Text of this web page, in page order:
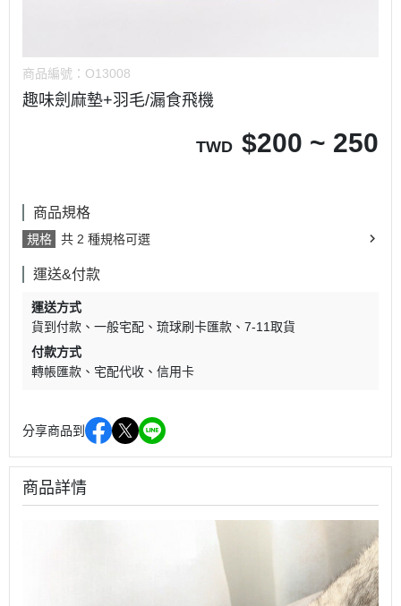
商品編號： O13008
趣味劍麻墊+羽毛/漏食飛機
TWD $200 ~ 250
商品規格
規格 共 2 種規格可選
運送&付款
運送方式
貨到付款
一般宅配 琉球刷卡匯款
7-11取貨
付款方式
轉帳匯款
宅配代收 信用卡
分享商品到
商品詳情